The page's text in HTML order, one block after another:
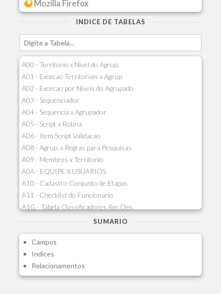
Mozilla Firefox
INDICE DE TABELAS
A00 - Territorio x Nivel do Agrup.
A01 - Excecao Territoriais x Agrup.
A02 - Excecao por Niveis do Agrupado
A03 - Sequenciador
A04 - Sequencia x Agrupador
A05 - Script x Rotina
A06 - Item Script Validacao
A08 - Agrup. x Regras para Pesquisas
A09 - Membros x Territorio
A0A - EQUIPE X USUARIOS
A10 - Cadastro Conjunto de Etapas
A11 - Checklist do Funcionario
A1G - Tabela Classificadores Rec.Des
A1H - Itens Tabela Classif.Rec.Desp.
A1J - Itens Aglutinadores Visao
A1N - Tipos de Card
A1O - Cards Dashboard
A1P - Tipos de Charts
SUMARIO
Campos
Indices
Relacionamentos